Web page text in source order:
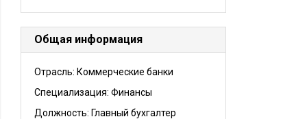
Общая информация
Отрасль: Коммерческие банки
Специализация: Финансы
Должность: Главный бухгалтер